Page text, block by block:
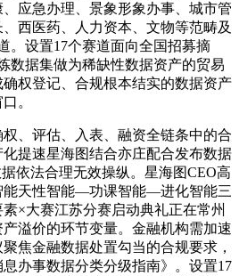
应急办理、景象形象办事、城市管
西医药、人力资本、文物等范畴及
。设置17个赛道面向全国招募摘
数据集做为稀缺性数据资产的贸易
权登记、合规根本结实的数据资产
。
评估、入表、融资全链条中的合
提速星海图结合亦庄配合发布数据
依法合理无效操纵。星海图CEO高
能天性智能—功课智能—进化智能三
×大赛江苏分赛启动典礼正在常州
溢价的环节变量。金融机构需加速
焦金融数据处置勾当的合规要求，
办事数据分类分级指南》。设置17